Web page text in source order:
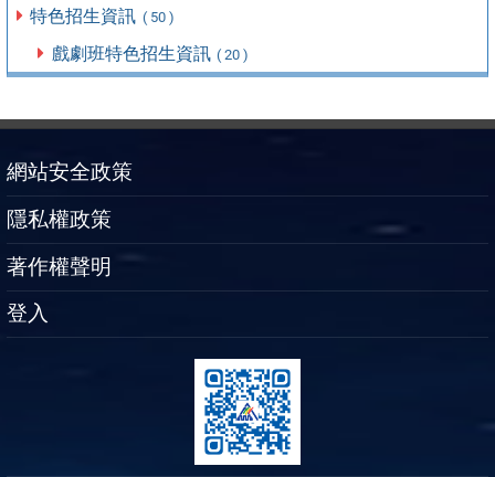
特色招生資訊 ( 50 )
戲劇班特色招生資訊 ( 20 )
網站安全政策
隱私權政策
著作權聲明
登入